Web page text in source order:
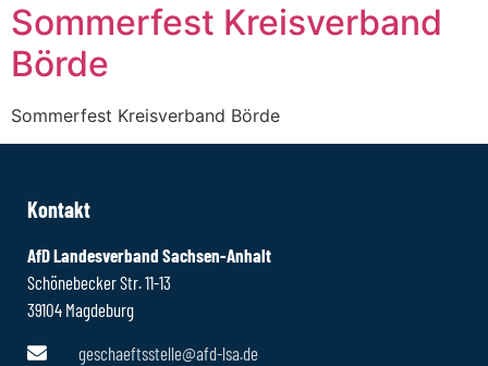
Sommerfest Kreisverband
Börde
Sommerfest Kreisverband Börde
Kontakt
AfD Landesverband Sachsen-Anhalt
Schönebecker Str. 11-13
39104 Magdeburg
geschaeftsstelle@afd-lsa.de